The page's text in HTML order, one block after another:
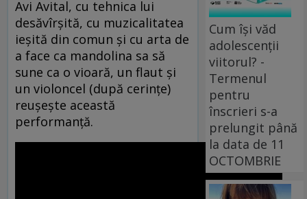
Avi Avital, cu tehnica lui
desăvîrșită, cu muzicalitatea
ieșită din comun și cu arta de
a face ca mandolina sa să
sune ca o vioară, un flaut și
un violoncel (după cerințe)
reușește această
performanță.
Cum își văd
adolescenții
viitorul? -
Termenul
pentru
înscrieri s-a
prelungit până
la data de 11
OCTOMBRIE